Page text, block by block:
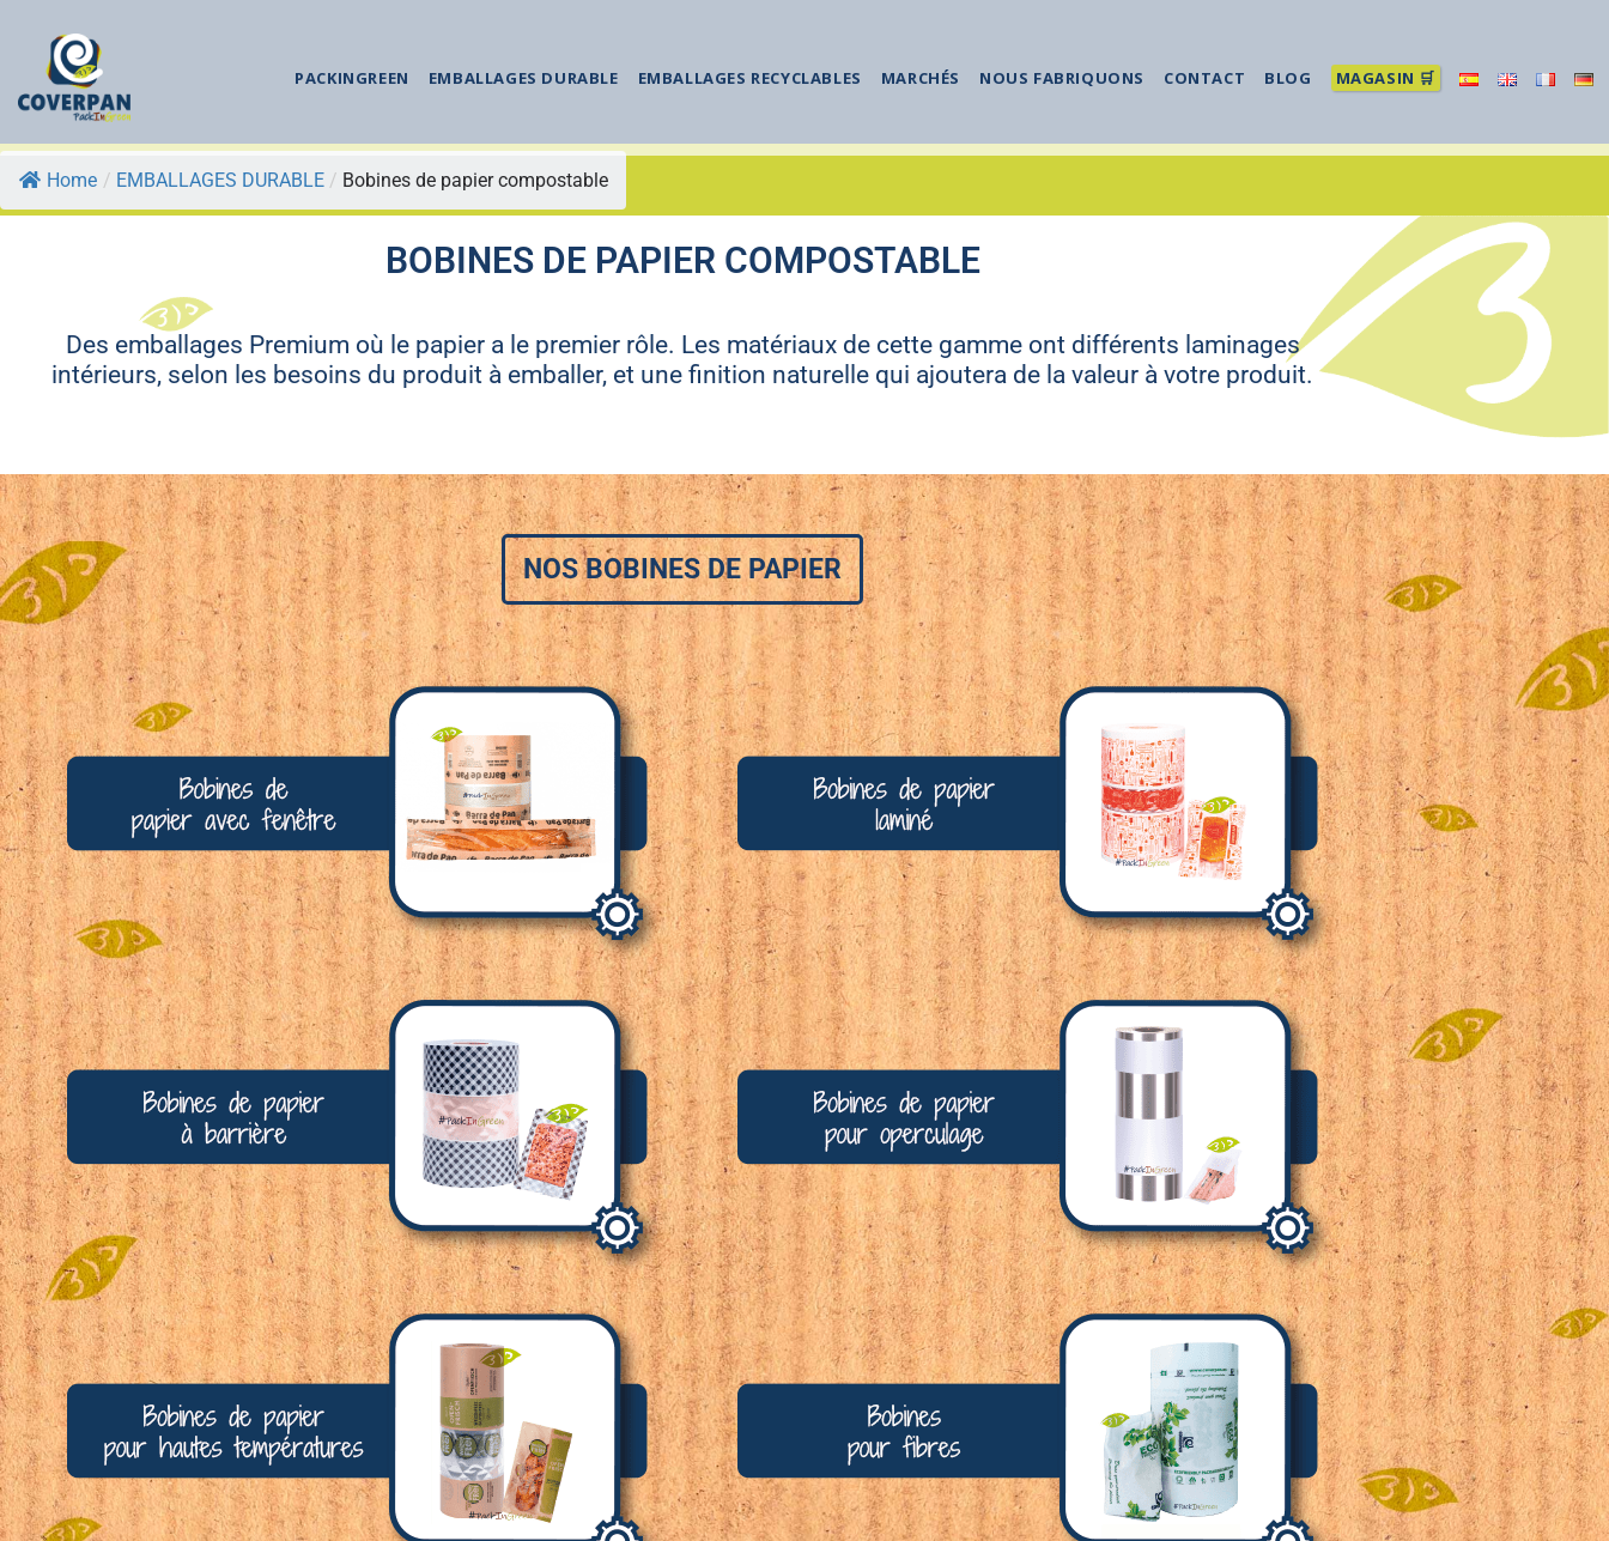
PACKINGREEN EMBALLAGES DURABLE EMBALLAGES RECYCLABLES MARCHÉS NOUS FABRIQUONS CONTACT BLOG MAGASIN 🛒
Home / EMBALLAGES DURABLE / Bobines de papier compostable
BOBINES DE PAPIER COMPOSTABLE
Des emballages Premium où le papier a le premier rôle. Les matériaux de cette gamme ont différents laminages
intérieurs, selon les besoins du produit à emballer, et une finition naturelle qui ajoutera de la valeur à votre produit.
NOS BOBINES DE PAPIER